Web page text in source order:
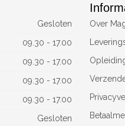
Gesloten
09.30 - 17.00
09.30 - 17.00
09.30 - 17.00
09.30 - 17.00
Gesloten
Over